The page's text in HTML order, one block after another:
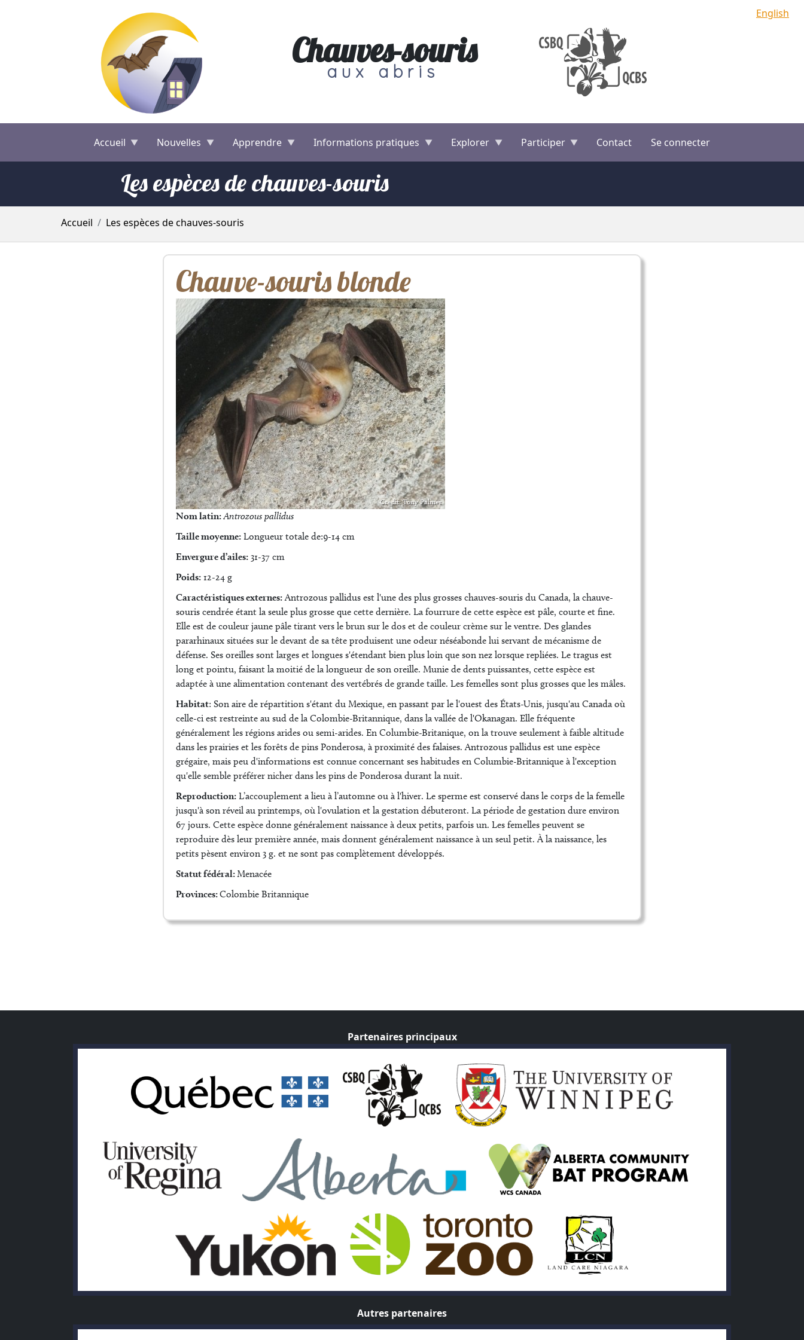
English
Chauves-souris
aux abris
Accueil Nouvelles Apprendre Informations pratiques Explorer Participer Contact Se connecter
Les espèces de chauves-souris
Fil d'Ariane
Accueil Les espèces de chauves-souris
Chauve-souris blonde
Credit: Tony Palmer
Nom latin: Antrozous pallidus
Taille moyenne: Longueur totale de:9-14 cm
Envergure d’ailes: 31-37 cm
Poids: 12-24 g
Caractéristiques externes:Antrozous pallidus est l'une des plus grosses chauves-souris du Canada, la chauve-
souris cendrée étant la seule plus grosse que cette dernière. La fourrure de cette espèce est pâle, courte et fine.
Elle est de couleur jaune pâle tirant vers le brun sur le dos et de couleur crème sur le ventre. Des glandes
pararhinaux situées sur le devant de sa tête produisent une odeur néséabonde lui servant de mécanisme de
défense. Ses oreilles sont larges et longues s'étendant bien plus loin que son nez lorsque repliées. Le tragus est
long et pointu, faisant la moitié de la longueur de son oreille. Munie de dents puissantes, cette espèce est
adaptée à une alimentation contenant des vertébrés de grande taille. Les femelles sont plus grosses que les mâles.
Habitat: Son aire de répartition s'étant du Mexique, en passant par le l'ouest des États-Unis, jusqu'au Canada où
celle-ci est restreinte au sud de la Colombie-Britannique, dans la vallée de l'Okanagan. Elle fréquente
généralement les régions arides ou semi-arides. En Columbie-Britanique, on la trouve seulement à faible altitude
dans les prairies et les forêts de pins Ponderosa, à proximité des falaises. Antrozous pallidus est une espèce
grégaire, mais peu d'informations est connue concernant ses habitudes en Columbie-Britannique à l'exception
qu'elle semble préférer nicher dans les pins de Ponderosa durant la nuit.
Reproduction: L’accouplement a lieu à l’automne ou à l'hiver. Le sperme est conservé dans le corps de la femelle
jusqu'à son réveil au printemps, où l'ovulation et la gestation débuteront. La période de gestation dure environ
67 jours. Cette espèce donne généralement naissance à deux petits, parfois un. Les femelles peuvent se
reproduire dès leur première année, mais donnent généralement naissance à un seul petit. À la naissance, les
petits pèsent environ 3 g. et ne sont pas complètement développés.
Statut fédéral:Menacée
Provinces:Colombie Britannique
Partenaires principaux
Autres partenaires